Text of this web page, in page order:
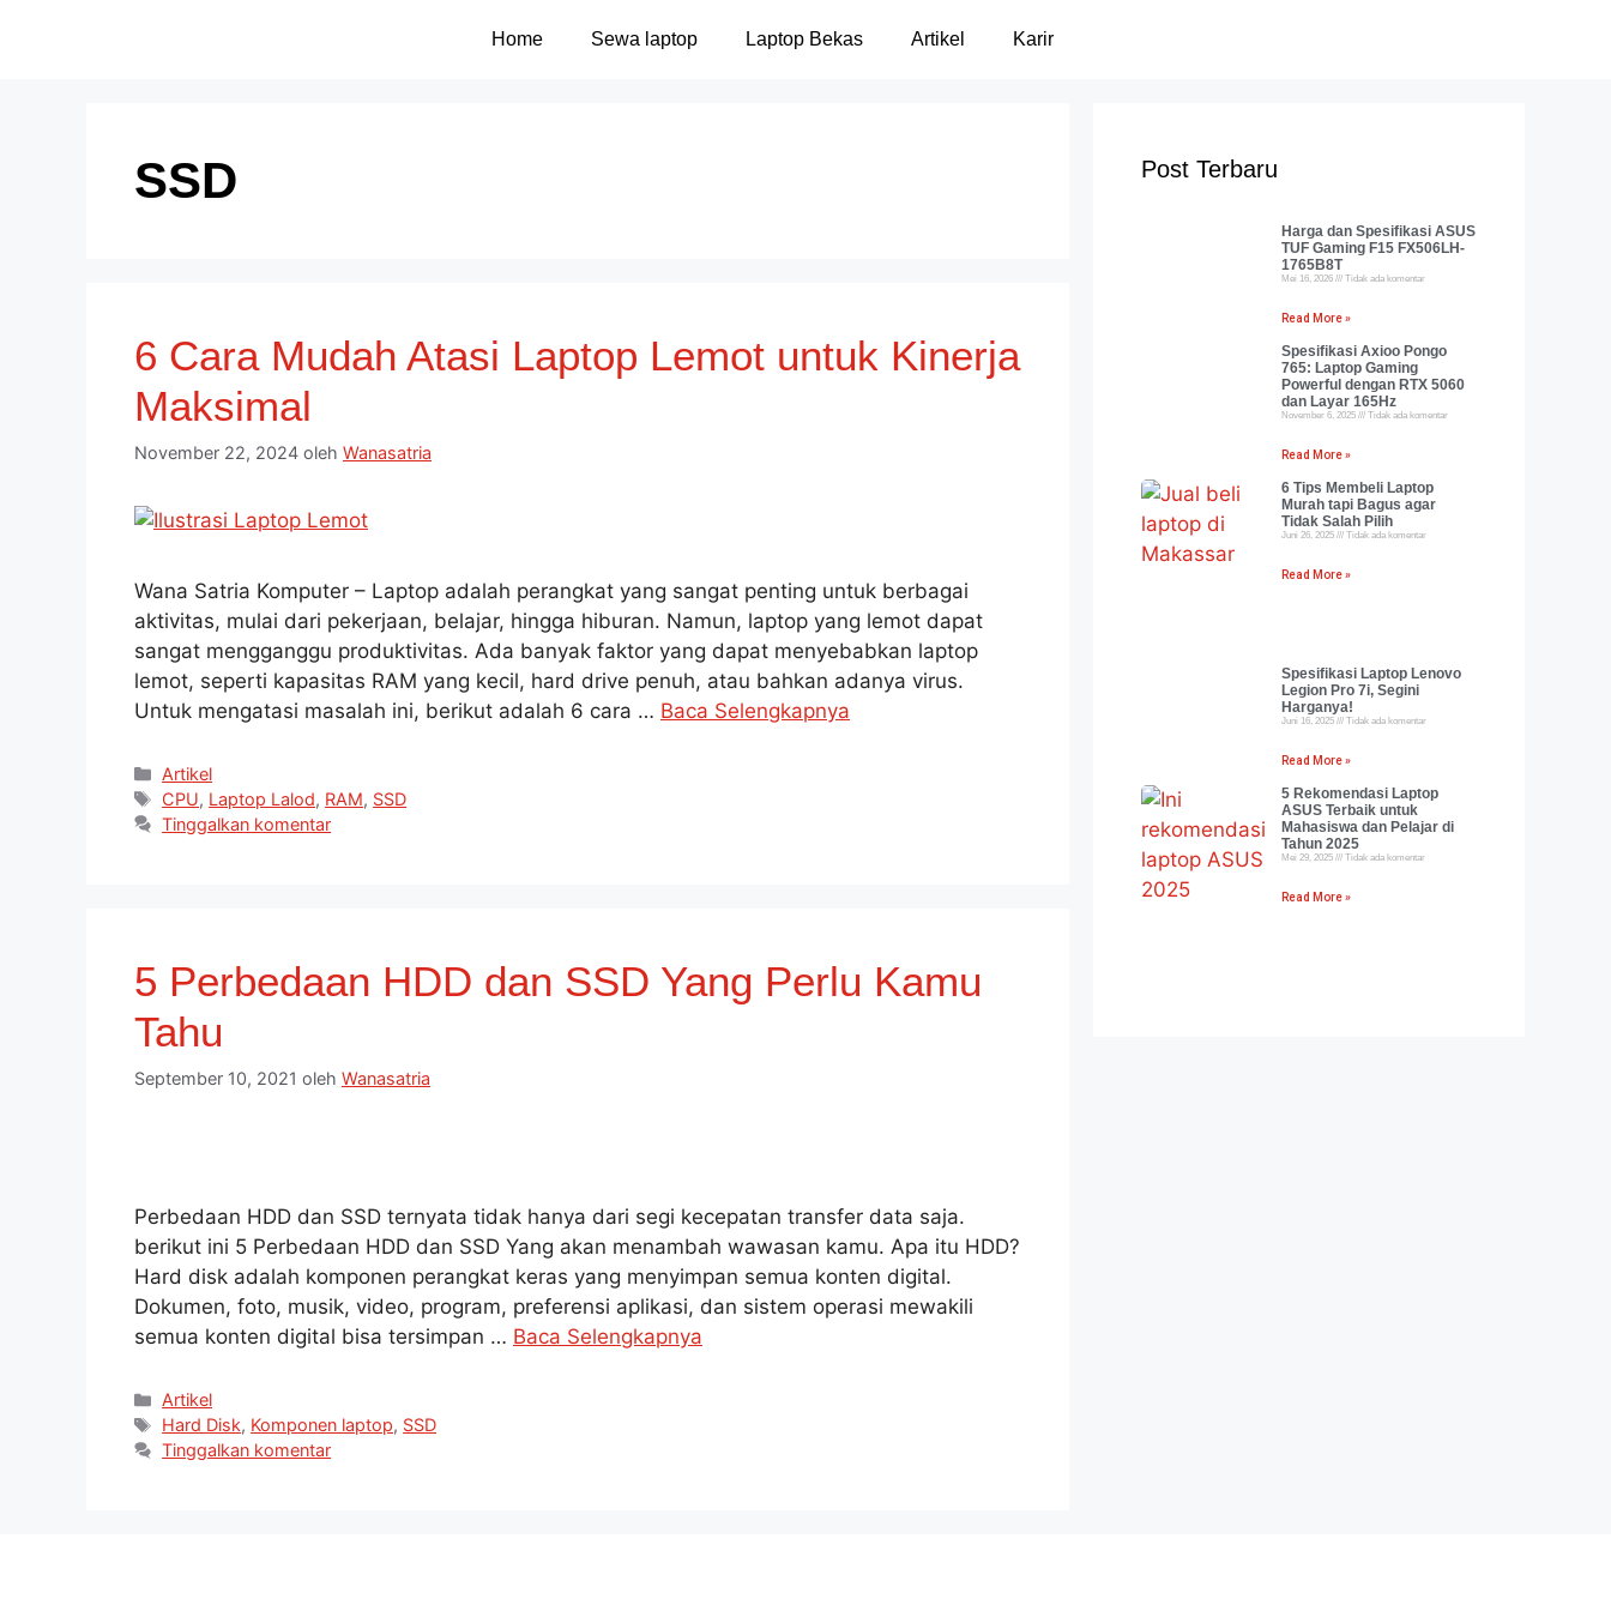
Home Sewa laptop Laptop Bekas Artikel Karir
SSD
6 Cara Mudah Atasi Laptop Lemot untuk Kinerja
Maksimal
November 22, 2024 oleh Wanasatria
Wana Satria Komputer – Laptop adalah perangkat yang sangat penting untuk berbagai
aktivitas, mulai dari pekerjaan, belajar, hingga hiburan. Namun, laptop yang lemot dapat
sangat mengganggu produktivitas. Ada banyak faktor yang dapat menyebabkan laptop
lemot, seperti kapasitas RAM yang kecil, hard drive penuh, atau bahkan adanya virus.
Untuk mengatasi masalah ini, berikut adalah 6 cara … Baca Selengkapnya
Artikel
CPU, Laptop Lalod, RAM, SSD
Tinggalkan komentar
5 Perbedaan HDD dan SSD Yang Perlu Kamu
Tahu
September 10, 2021 oleh Wanasatria
Perbedaan HDD dan SSD ternyata tidak hanya dari segi kecepatan transfer data saja.
berikut ini 5 Perbedaan HDD dan SSD Yang akan menambah wawasan kamu. Apa itu HDD?
Hard disk adalah komponen perangkat keras yang menyimpan semua konten digital.
Dokumen, foto, musik, video, program, preferensi aplikasi, dan sistem operasi mewakili
semua konten digital bisa tersimpan … Baca Selengkapnya
Artikel
Hard Disk, Komponen laptop, SSD
Tinggalkan komentar
Post Terbaru
Harga dan Spesifikasi ASUS
TUF Gaming F15 FX506LH-
1765B8T
Mei 16, 2026 Tidak ada komentar
Read More »
Spesifikasi Axioo Pongo
765: Laptop Gaming
Powerful dengan RTX 5060
dan Layar 165Hz
November 6, 2025 Tidak ada komentar
Read More »
6 Tips Membeli Laptop
Murah tapi Bagus agar
Tidak Salah Pilih
Juni 26, 2025 Tidak ada komentar
Read More »
Spesifikasi Laptop Lenovo
Legion Pro 7i, Segini
Harganya!
Juni 16, 2025 Tidak ada komentar
Read More »
5 Rekomendasi Laptop
ASUS Terbaik untuk
Mahasiswa dan Pelajar di
Tahun 2025
Mei 29, 2025 Tidak ada komentar
Read More »